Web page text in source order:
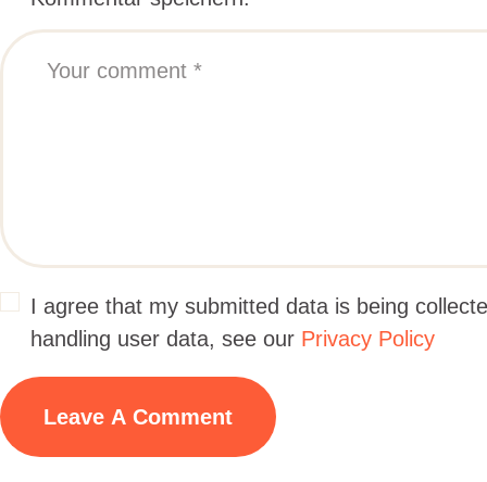
I agree that my submitted data is being
handling user data, see our Privacy Policy